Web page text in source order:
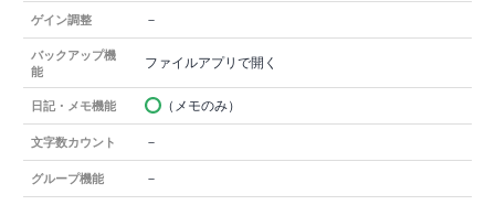
ゲイン調整 －
バックアップ機
能
ファイルアプリで開く
日記・メモ機能 （メモのみ）
文字数カウント －
グループ機能 －